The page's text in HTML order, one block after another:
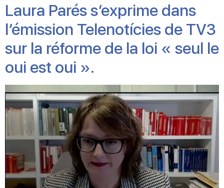
Laura Parés s’exprime dans
l’émission Telenotícies de TV3
sur la réforme de la loi « seul le
oui est oui ».